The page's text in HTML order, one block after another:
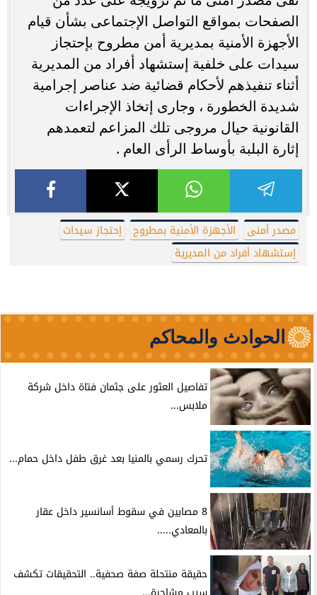
الصفحات بمواقع التواصل الإجتماعى بشأن قيام
الأجهزة الأمنية بمديرية أمن مطروح بإحتجاز
سيدات على خلفية إستشهاد أفراد من المديرية
أثناء تنفيذهم لأحكام قضائية ضد عناصر إجرامية
شديدة الخطورة ، وجارى إتخاذ الإجراءات
القانونية حيال مروجى تلك المزاعم لتعمدهم
إثارة البلبة بأوساط الرأى العام .
مصدر أمنى الأجهزة الأمنية بمطروح
إحتجاز سيدات
إستشهاد أفراد من المديرية
الحوادث والمحاكم
تفاصيل العثور على جثمان فتاة داخل شركة
ملابس...
تحرك رسمي بالمنيا بعد غرق طفل داخل حمام...
8 مصابين في سقوط أسانسير داخل عقار
بالمعادي.....
حقيقة منتحلة صفة صحفية.. التحقيقات تكشف